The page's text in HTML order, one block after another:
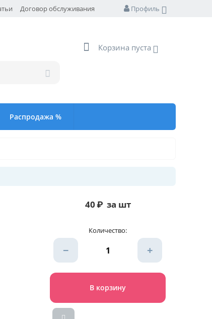
Профиль
Договор обслуживания
Корзина пуста
Распродажа %
40₽ за шт
Количество:
+
−
В корзину